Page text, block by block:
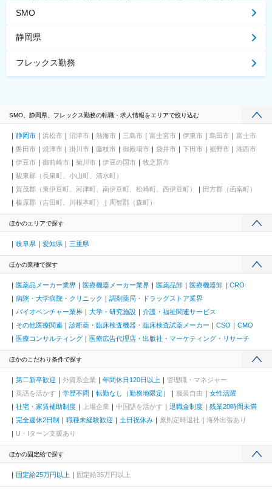
SMO
静岡県
フレックス勤務
SMO、静岡県、フレックス勤務の転職・求人情報をエリアで絞り込む
静岡市 浜松市 沼津市 熱海市 三島市 富士宮市 伊東市 島田市
富士市
磐田市
焼津市 掛川市 藤枝市 御殿場市 袋井市 下田市 裾野市
湖西市
伊豆市
御前崎市 菊川市 伊豆の国市
牧之原市
駿東郡（長泉町、小山町、清水町）
賀茂郡（東伊豆町、河津町、南伊豆町、松崎町、西伊豆町）
田方郡（函南町）
榛原郡（吉田町、川根本町）
周智郡（森町）
ほかのエリアで探す
岐阜県 愛知県 三重県
ほかの業種で探す
医薬品メーカー業界 医療機器メーカー業界 医薬品卸 医療機器卸
CRO
病院・大学病院・クリニック
調剤薬局・ドラッグストア業界
バイオベンチャー業界
大学・研究施設
介護・福祉関連サービス
その他医療関連
診断薬・臨床検査機器・臨床検査試薬メーカー CSO
CMO
医療コンサルティング
医療広告代理店・出版社・マーケティング・リサーチ
ほかのこだわり条件で探す
第二新卒歓迎 外資系企業 年間休日120日以上
管理職・マネジャー
英語を活かす
学歴不問 転勤なし（勤務地限定） 服装自由
女性活躍
社宅・家賃補助制度
上場企業 中国語を活かす 退職金制度
残業20時間未満
完全週休2日制
職種未経験歓迎 土日祝休み 原則定時退社
海外出張あり
U・Iターン支援あり
ほかの固定給で探す
固定給25万円以上 固定給35万円以上